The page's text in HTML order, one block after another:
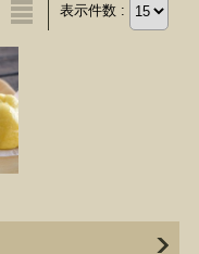
表示件数 :